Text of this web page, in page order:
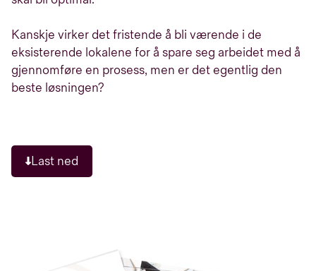
Kanskje virker det fristende å bli værende i de
eksisterende lokalene for å spare seg arbeidet med å
gjennomføre en prosess, men er det egentlig den
beste løsningen?
Last ned